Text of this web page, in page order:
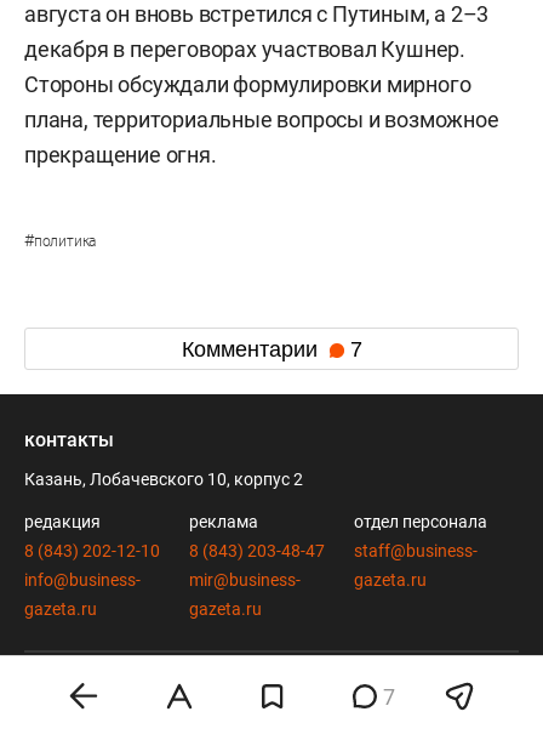
августа он вновь встретился с Путиным, а 2–3
декабря в переговорах участвовал Кушнер.
Стороны обсуждали формулировки мирного
плана, территориальные вопросы и возможное
прекращение огня.
#политика
Комментарии 7
7
контакты
Казань, Лобачевского 10, корпус 2
редакция
8 (843) 202-12-10
info@business-
gazeta.ru
реклама
8 (843) 203-48-47
mir@business-
gazeta.ru
отдел персонала
staff@business-
gazeta.ru
вконтакте
twitter